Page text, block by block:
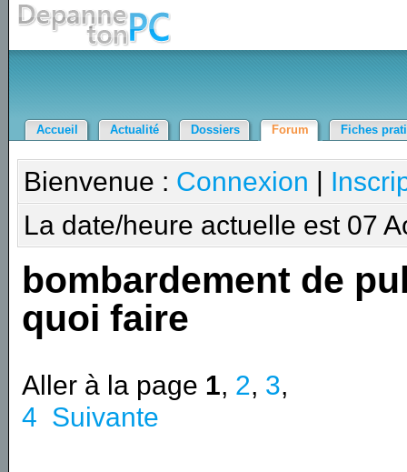
Accueil Actualité Dossiers Forum Fiches
Bienvenue : Connexion |
La date/heure actuelle est 07
bombardement de
quoi faire
Aller à la page 1, 2, 3,
4 Suivante